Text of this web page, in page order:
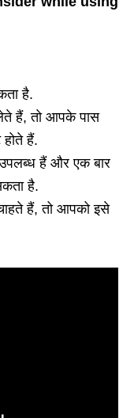
है.
हैं, तो आपके पास
हैं.
हैं और एक बार
है.
हैं, तो आपको इसे